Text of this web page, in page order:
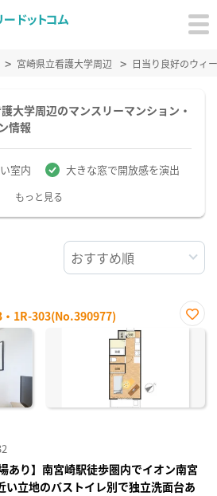
宮崎県立看護大学周辺 日当り良好のウィ
大学周辺のマンスリーマンション・
情報
室内 大きな窓で開放感を演出
もっと見る
1R-303(No.390977)
お気
あり】南宮崎駅徒歩圏内でイオン南宮
い立地のバストイレ別で独立洗面台あ